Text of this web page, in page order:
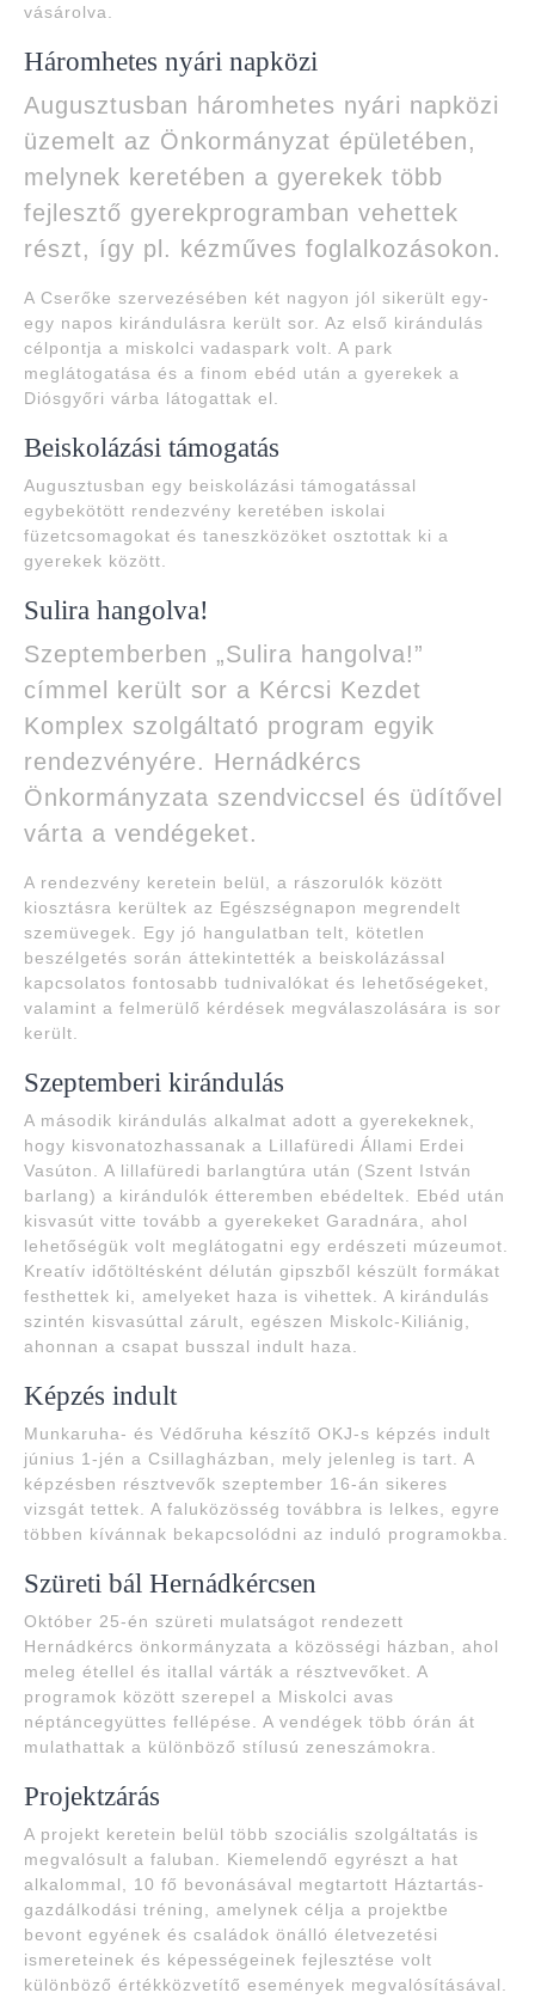
vásárolva.
Háromhetes nyári napközi
Augusztusban háromhetes nyári napközi
üzemelt az Önkormányzat épületében,
melynek keretében a gyerekek több
fejlesztő gyerekprogramban vehettek
részt, így pl. kézműves foglalkozásokon.
A Cserőke szervezésében két nagyon jól sikerült egy-
egy napos kirándulásra került sor. Az első kirándulás
célpontja a miskolci vadaspark volt. A park
meglátogatása és a finom ebéd után a gyerekek a
Diósgyőri várba látogattak el.
Beiskolázási támogatás
Augusztusban egy beiskolázási támogatással
egybekötött rendezvény keretében iskolai
füzetcsomagokat és taneszközöket osztottak ki a
gyerekek között.
Sulira hangolva!
Szeptemberben „Sulira hangolva!”
címmel került sor a Kércsi Kezdet
Komplex szolgáltató program egyik
rendezvényére. Hernádkércs
Önkormányzata szendviccsel és üdítővel
várta a vendégeket.
A rendezvény keretein belül, a rászorulók között
kiosztásra kerültek az Egészségnapon megrendelt
szemüvegek. Egy jó hangulatban telt, kötetlen
beszélgetés során áttekintették a beiskolázással
kapcsolatos fontosabb tudnivalókat és lehetőségeket,
valamint a felmerülő kérdések megválaszolására is sor
került.
Szeptemberi kirándulás
A második kirándulás alkalmat adott a gyerekeknek,
hogy kisvonatozhassanak a Lillafüredi Állami Erdei
Vasúton. A lillafüredi barlangtúra után (Szent István
barlang) a kirándulók étteremben ebédeltek. Ebéd után
kisvasút vitte tovább a gyerekeket Garadnára, ahol
lehetőségük volt meglátogatni egy erdészeti múzeumot.
Kreatív időtöltésként délután gipszből készült formákat
festhettek ki, amelyeket haza is vihettek. A kirándulás
szintén kisvasúttal zárult, egészen Miskolc-Kiliánig,
ahonnan a csapat busszal indult haza.
Képzés indult
Munkaruha- és Védőruha készítő OKJ-s képzés indult
június 1-jén a Csillagházban, mely jelenleg is tart. A
képzésben résztvevők szeptember 16-án sikeres
vizsgát tettek. A faluközösség továbbra is lelkes, egyre
többen kívánnak bekapcsolódni az induló programokba.
Szüreti bál Hernádkércsen
Október 25-én szüreti mulatságot rendezett
Hernádkércs önkormányzata a közösségi házban, ahol
meleg étellel és itallal várták a résztvevőket. A
programok között szerepel a Miskolci avas
néptáncegyüttes fellépése. A vendégek több órán át
mulathattak a különböző stílusú zeneszámokra.
Projektzárás
A projekt keretein belül több szociális szolgáltatás is
megvalósult a faluban. Kiemelendő egyrészt a hat
alkalommal, 10 fő bevonásával megtartott Háztartás-
gazdálkodási tréning, amelynek célja a projektbe
bevont egyének és családok önálló életvezetési
ismereteinek és képességeinek fejlesztése volt
különböző értékközvetítő események megvalósításával.